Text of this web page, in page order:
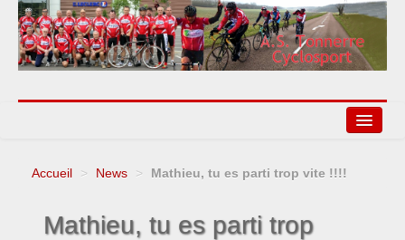
Liens
Accueil > News > Mathieu, tu es parti trop vite !!!!
Mathieu, tu es parti trop